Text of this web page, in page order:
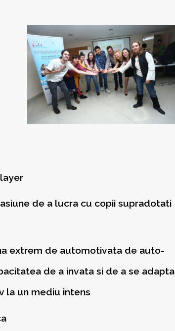
de a lucra cu copii supradotati
extrem de automotivata de auto-
de a invata si de a se adapta
la un mediu intens